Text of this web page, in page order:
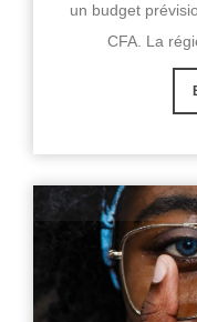
un budget
CFA. La